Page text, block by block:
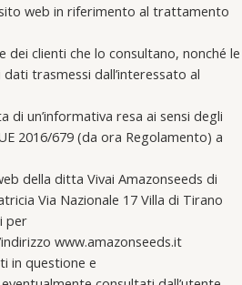
web in riferimento al trattamento
clienti che lo consultano, nonché le
trasmessi dall’interessato al
un’informativa resa ai sensi degli
2016/679 (da ora Regolamento) a
della ditta Vivai Amazonseeds di
Via Nazionale 17 Villa di Tirano
per
www.amazonseeds.it
in questione e